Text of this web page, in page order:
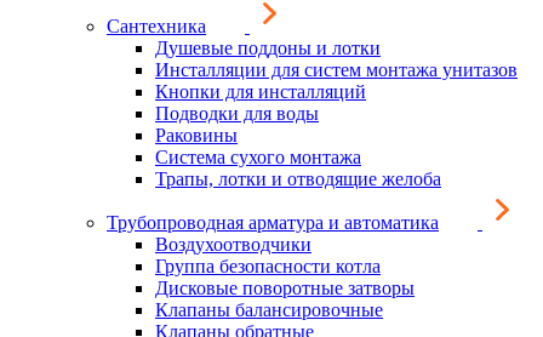
Сантехника
Душевые поддоны и лотки
Инсталляции для систем монтажа унитазов
Кнопки для инсталляций
Подводки для воды
Раковины
Система сухого монтажа
Трапы, лотки и отводящие желоба
Трубопроводная арматура и автоматика
Воздухоотводчики
Группа безопасности котла
Дисковые поворотные затворы
Клапаны балансировочные
Клапаны обратные